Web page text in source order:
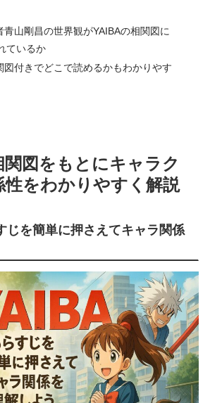
青山剛昌の世界観がYAIBAの相関図に
ているか
図付きでどこで読めるかもわかりやす
図をもとにキャラク
性をわかりやすく解説
じを簡単に押さえてキャラ関係